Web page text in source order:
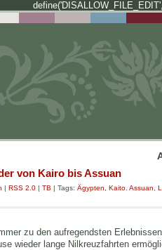
von Kairo bis Assuan
| RSS 2.0 | TB | Tags: Ägypten Kaito. Assuan
zu den aufregendsten
wieder lange Nilkreuzfahrten